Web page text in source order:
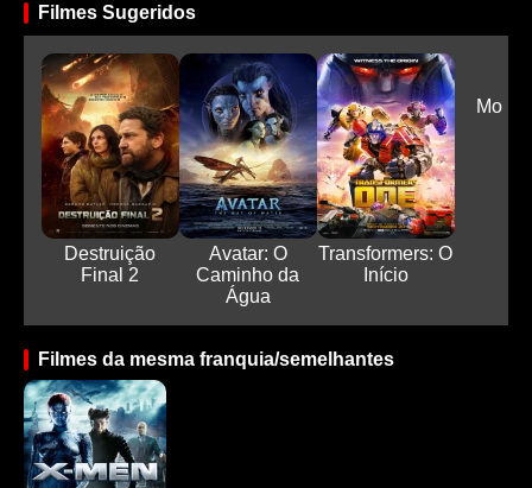
Filmes Sugeridos
Destruição
Final 2
Avatar: O
Caminho da
Água
Transformers: O
Início
Filmes da mesma franquia/semelhantes